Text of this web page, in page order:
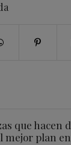
que hacen
mejor plan